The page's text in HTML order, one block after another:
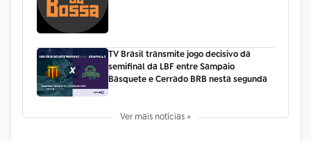
TV Brasil transmite jogo decisivo da
semifinal da LBF entre Sampaio
Basquete e Cerrado BRB nesta segunda
Ver mais notícias +